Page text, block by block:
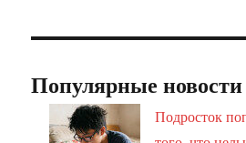
Популярные
Подросток